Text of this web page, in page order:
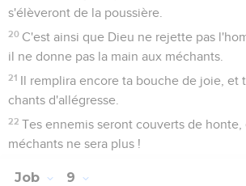
s'élèveront de la poussière.
20 C'est ainsi que Dieu ne rejette pas
il ne donne pas la main aux méchants.
21 Il remplira encore ta bouche de joie, et
chants d'allégresse.
22 Tes ennemis seront couverts de
méchants ne sera plus !
Job 9